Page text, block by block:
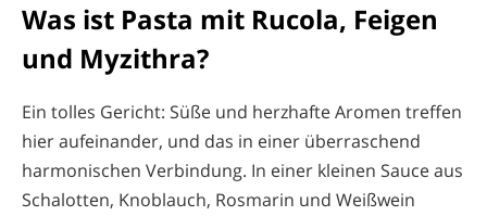
Was ist Pasta mit Rucola, Feigen
und Myzithra?
Ein tolles Gericht: Süße und herzhafte Aromen treffen
hier aufeinander, und das in einer überraschend
harmonischen Verbindung. In einer kleinen Sauce aus
Schalotten, Knoblauch, Rosmarin und Weißwein